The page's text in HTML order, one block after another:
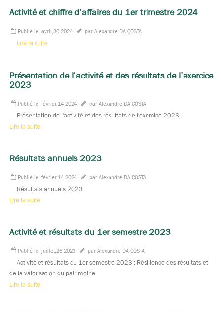
Activité et chiffre d’affaires du 1er trimestre 2024
Publié le avril,30 2024 par Alexandre DA COSTA
Lire la suite
Présentation de l’activité et des résultats de l’exercice
2023
Publié le février,14 2024 par Alexandre DA COSTA
Présentation de l'activité et des résultats de l'exercice 2023
Lire la suite
Résultats annuels 2023
Publié le février,14 2024 par Alexandre DA COSTA
Résultats annuels 2023
Lire la suite
Activité et résultats du 1er semestre 2023
Publié le juillet,26 2023 par Alexandre DA COSTA
Activité et résultats du 1er semestre 2023 : Résilience des résultats et
de la valorisation du patrimoine
Lire la suite